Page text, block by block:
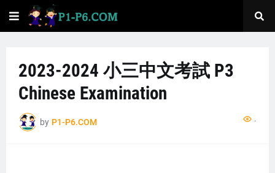
2023-2024 小三中文考試 P3
Chinese Examination
by P1-P6.COM ...